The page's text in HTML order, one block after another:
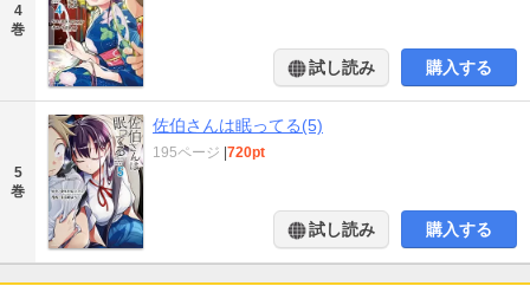
4
巻
試し読み 購入する
5
巻
佐伯さんは眠ってる(5)
195ページ |720pt
試し読み 購入する